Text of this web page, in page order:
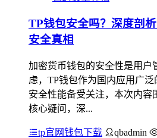
TP钱包安全吗？深度剖
安全真相
加密货币钱包的安全性是用户
虑，TP钱包作为国内应用广
安全性能备受关注，本次内容
核心疑问，深...
tp官网钱包下载 qbadmin